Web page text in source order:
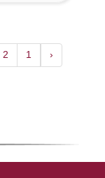
‹
1
2